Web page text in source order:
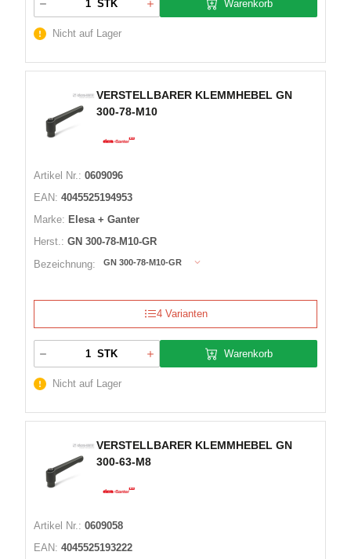
STK Warenkorb
Nicht auf Lager
VERSTELLBARER KLEMMHEBEL GN
300-78-M10
Artikel Nr.: 0609096
EAN: 4045525194953
Marke: Elesa + Ganter
Herst.: GN 300-78-M10-GR
Bezeichnung:
GN 300-78-M10-GR
4 Varianten
STK Warenkorb
Nicht auf Lager
VERSTELLBARER KLEMMHEBEL GN
300-63-M8
Artikel Nr.: 0609058
EAN: 4045525193222